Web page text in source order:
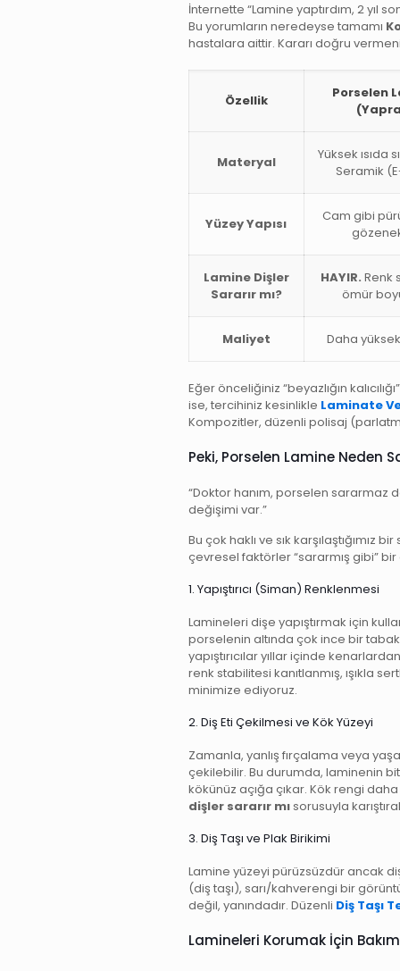
İnternette “Lamine yaptırdım, 2 yıl
Bu yorumların neredeyse tamamı
hastalara aittir. Kararı doğru
Özellik
Porselen
Materyal
Yüksek ısıda
Seramik
Yüzey Yapısı
Cam gibi
Lamine Dişler
Sararır mı?
HAYIR. Renk
ömür
Maliyet Daha yüksek
Eğer önceliğiniz “beyazlığın
ise, tercihiniz kesinlikle Laminate
Kompozitler, düzenli polisaj
Peki, Porselen Lamine Neden
“Doktor hanım, porselen sararmaz
değişimi var.”
Bu çok haklı ve sık
çevresel faktörler “sararmış gibi”
1. Yapıştırıcı (Siman) Renklenmesi
Lamineleri dişe yapıştırmak için
porselenin altında çok ince bir
yapıştırıcılar yıllar içinde
renk stabilitesi kanıtlanmış, ışıkla
minimize ediyoruz.
2. Diş Eti Çekilmesi ve Kök Yüzeyi
Zamanla, yanlış fırçalama veya
çekilebilir. Bu durumda, laminenin
kökünüz açığa çıkar. Kök rengi
dişler sararır mısorusuyla
3. Diş Taşı ve Plak Birikimi
Lamine yüzeyi pürüzsüzdür ancak
(diş taşı), sarı/kahverengi bir
değil, yanındadır. Düzenli Diş Taşı
Lamineleri Korumak İçin